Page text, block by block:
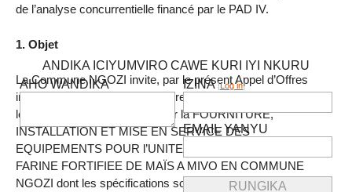
de l’analyse concurrentielle financé par le PAD IV.
1. Objet
La Commune NGOZI invite, par le présent Appel d’Offres
international, les soumissionnaires intéressés à présenter
leurs offres sous pli fermé, pour la FOURNITURE,
INSTALLATION ET MISE EN SERVICE DES
EQUIPEMENTS POUR l’UNITE DE PRODUCTION DE LA
FARINE FORTIFIEE DE MAÏS A MIVO EN COMMUNE
NGOZI dont les spécifications sont précisées dans le cahier
ANDIKA ICIYUMVIRO CAWE KURI IYI NKURU
AHO WANDIKA
IZINA[Log in]
EMAIL YANYU